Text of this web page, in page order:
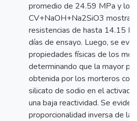
promedio de 24.59 MPa y los
CV+NaOH+Na2SiO3
resistencias de hasta 14.15
días de ensayo. Luego, se
propiedades físicas de los
determinando que la mayor
obtenida por los morteros con
silicato de sodio en el
una baja reactividad. Se
proporcionalidad inversa de la